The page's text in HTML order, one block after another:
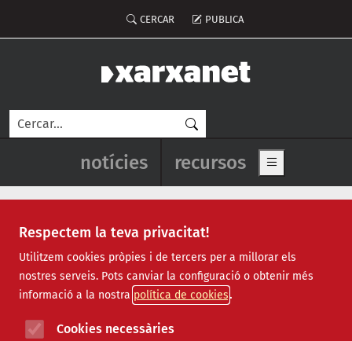
Respectem la teva privacitat!
Utilitzem cookies pròpies i de tercers per a millorar els
nostres serveis. Pots canviar la configuració o obtenir més
informació a la nostra política de cookies
Cookies necessàries
Menú del compte d'usuari
CERCAR PUBLICA
Cerca
Navegació principal de
notícies recursos Show main
dades obertes